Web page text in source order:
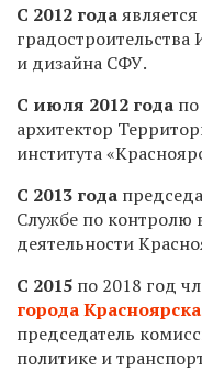
С 2012 года
градостроительства
и дизайна СФУ.
С июля 2012 года
архитектор
института
С 2013 года
Службе по контролю
деятельности
С 2015 по 2018 год
города Красноярска
председатель
политике и